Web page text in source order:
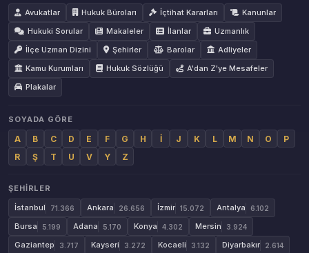
Avukatlar
Hukuk Büroları İçtihat Kararları
Kanunlar
Hukuki Sorular
Makaleler İlanlar
Uzmanlık
İlçe Uzman Dizini
Şehirler Barolar
Adliyeler
Kamu Kurumları
Hukuk Sözlüğü
A'dan Z'ye Mesafeler
Plakalar
SOYADA GÖRE
A B C D E F G H İ J K L M N O
P
R
Ş T U V Y Z
ŞEHIRLER
İstanbul
71.366 Ankara 26.656 İzmir 15.072 Antalya 6.102
Bursa 5.199 Adana 5.170 Konya 4.302 Mersin 3.924
Gaziantep 3.717 Kayseri 3.272 Kocaeli 3.132 Diyarbakır 2.614